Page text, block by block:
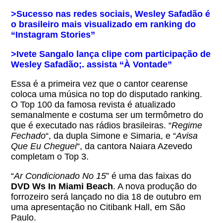
>Sucesso nas redes sociais, Wesley Safadão é
o brasileiro mais visualizado em ranking do
“Instagram Stories”
>Ivete Sangalo lança clipe com participação de
Wesley Safadão;. assista “À Vontade”
Essa é a primeira vez que o cantor cearense
coloca uma música no top do disputado ranking.
O Top 100 da famosa revista é atualizado
semanalmente e costuma ser um termômetro do
que é executado nas rádios brasileiras. “Regime
Fechado“, da dupla Simone e Simaria, e “Avisa
Que Eu Cheguei“, da cantora Naiara Azevedo
completam o Top 3.
“Ar Condicionado No 15” é uma das faixas do
DVD Ws In Miami Beach. A nova produção do
forrozeiro será lançado no dia 18 de outubro em
uma apresentação no Citibank Hall, em São
Paulo.